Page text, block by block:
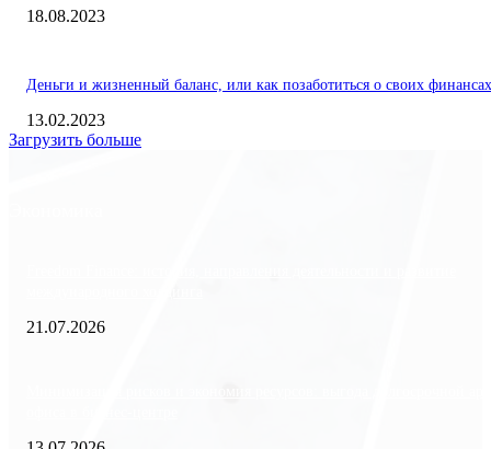
18.08.2023
Деньги и жизненный баланс, или как позаботиться о своих финансах
13.02.2023
Загрузить больше
21.07.2026